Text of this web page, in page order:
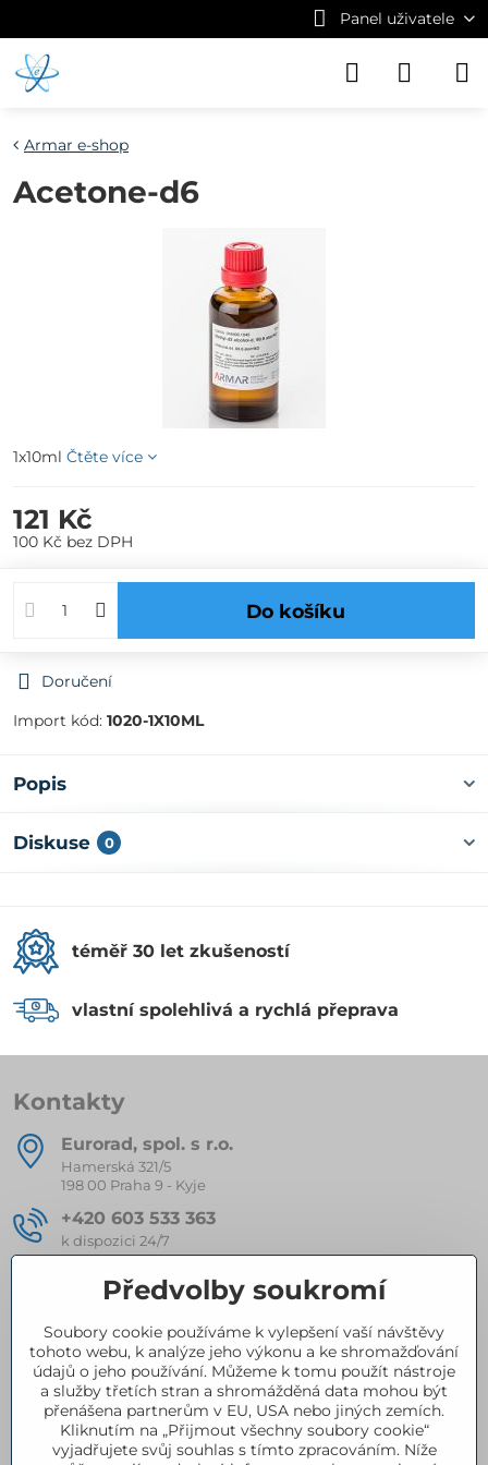
Panel uživatele
Armar e-shop
Acetone-d6
1x10ml Čtěte více
121 Kč
100 Kč bez DPH
Do košíku
Doručení
Import kód: 1020-1X10ML
Popis
Diskuse 0
téměř 30 let zkušeností
vlastní spolehlivá a rychlá přeprava
Kontakty
Eurorad, spol​. s r​.o​.
Hamerská 321/5
198 00 Praha 9 - Kyje
+420 603 533 363
k dispozici 24/7
eurorad​@seznam​.cz
Kompletní nabídka produktů
Certifikace
Předvolby soukromí
Soubory cookie používáme k vylepšení vaší návštěvy
tohoto webu, k analýze jeho výkonu a ke shromažďování
údajů o jeho používání. Můžeme k tomu použít nástroje
a služby třetích stran a shromážděná data mohou být
přenášena partnerům v EU, USA nebo jiných zemích.
Kliknutím na „Přijmout všechny soubory cookie“
vyjadřujete svůj souhlas s tímto zpracováním. Níže